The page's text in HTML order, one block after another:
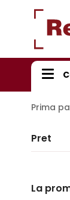
Prima
Pret
La